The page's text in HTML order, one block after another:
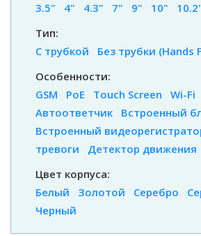
3.5"
4" 4.3" 7" 9" 10"
Тип:
С трубкой
Без трубки (Hands
Особенности:
GSM
PoE Touch Screen
Wi-Fi
Автоответчик
Встроенный
Встроенный
тревоги
Детектор движения
Цвет корпуса:
Белый
Золотой Серебро
Черный